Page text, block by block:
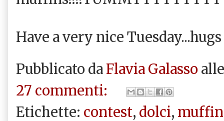
Have a very nice
Pubblicato da Flavia Galasso
27 commenti:
Etichette: contest, dolci,